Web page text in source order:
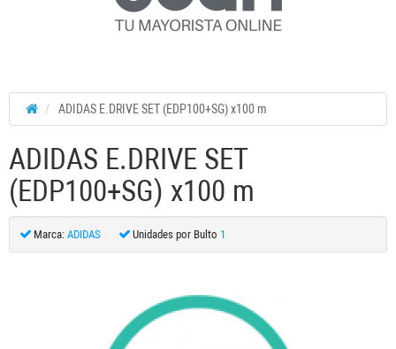
ADIDAS E.DRIVE SET (EDP100+SG) x100 m
ADIDAS E.DRIVE SET
(EDP100+SG) x100 m
Marca: ADIDAS Unidades por Bulto 1